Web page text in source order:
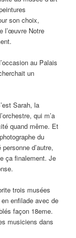
son choix,
l’œuvre Notre
au Palais
un
Sarah, la
qui m’a
quand même. Et
du
d’autre,
ça finalement. Je
trois musées
enfilade avec de
façon 18eme.
musiciens dans